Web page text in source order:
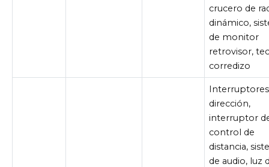
crucero de
dinámico,
de monitor
retrovisor,
corredizo
dirección,
interruptor
control de
distancia,
de audio, luz